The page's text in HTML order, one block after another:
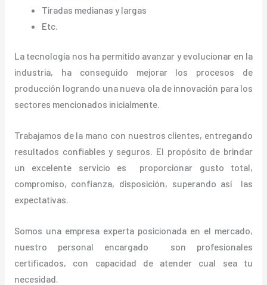
Tiradas medianas y largas
Etc.
La tecnología nos ha permitido avanzar y evolucionar en la
industria, ha conseguido mejorar los procesos de
producción logrando una nueva ola de innovación para los
sectores mencionados inicialmente.
Trabajamos de la mano con nuestros clientes, entregando
resultados confiables y seguros. El propósito de brindar
un excelente servicio es proporcionar gusto total,
compromiso, confianza, disposición, superando así las
expectativas.
Somos una empresa experta posicionada en el mercado,
nuestro personal encargado son profesionales
certificados, con capacidad de atender cual sea tu
necesidad.